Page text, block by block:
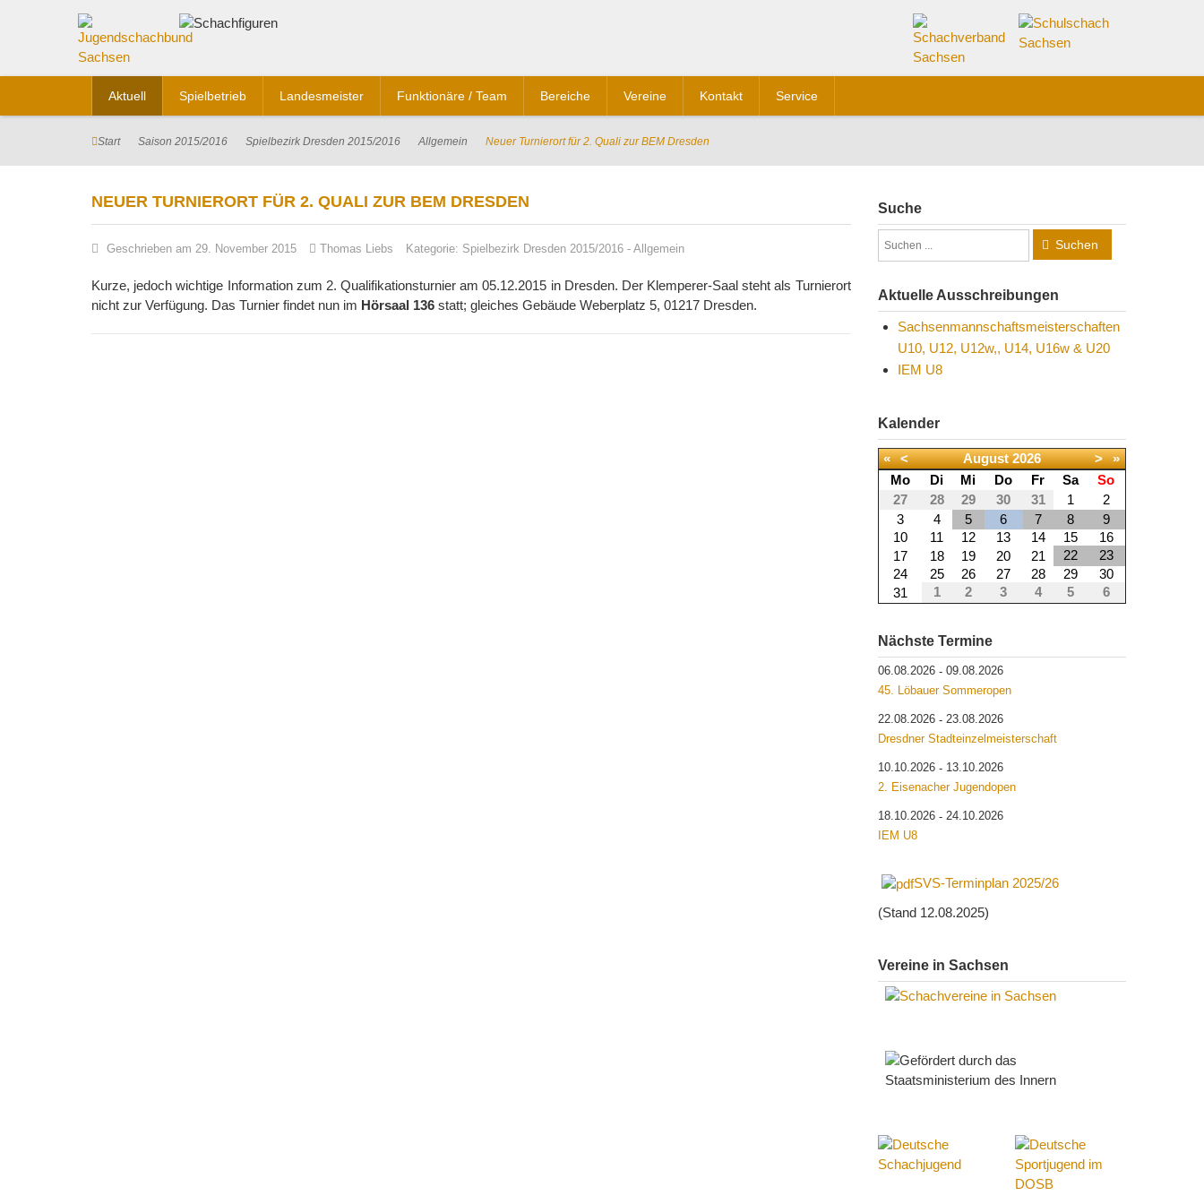
Aktuell Spielbetrieb Landesmeister Funktionäre / Team Bereiche Vereine Kontakt Service
Start Saison 2015/2016 Spielbezirk Dresden 2015/2016 Allgemein Neuer Turnierort für 2. Quali zur BEM Dresden
NEUER TURNIERORT FÜR 2. QUALI ZUR BEM DRESDEN
Geschrieben am 29. November 2015 Thomas Liebs Kategorie: Spielbezirk Dresden 2015/2016 - Allgemein
Kurze, jedoch wichtige Information zum 2. Qualifikationsturnier am 05.12.2015 in Dresden. Der Klemperer-Saal steht als Turnierort
nicht zur Verfügung. Das Turnier findet nun im Hörsaal 136 statt; gleiches Gebäude Weberplatz 5, 01217 Dresden.
Suche
Suchen
Aktuelle Ausschreibungen
Sachsenmannschaftsmeisterschaften
U10, U12, U12w,, U14, U16w & U20
IEM U8
Kalender
« < August 2026 >
»
Mo
Di Mi Do Fr Sa
So
27
28 29 30 31 1
2
3
4 5 6 7 8
9
10
11 12 13 14 15
16
17
18 19 20 21 22
23
24
25 26 27 28 29
30
31
1 2 3 4 5 6
Nächste Termine
06.08.2026- 09.08.2026
45. Löbauer Sommeropen
22.08.2026- 23.08.2026
Dresdner Stadteinzelmeisterschaft
10.10.2026- 13.10.2026
2. Eisenacher Jugendopen
18.10.2026- 24.10.2026
IEM U8
SVS-Terminplan 2025/26
(Stand 12.08.2025)
Vereine in Sachsen